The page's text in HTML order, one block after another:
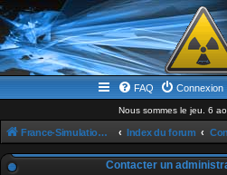
FAQ Connexion
Nous sommes le jeu. 6
France-Simulation / Simulation-france-magazine.com Index du forum
Contacter un